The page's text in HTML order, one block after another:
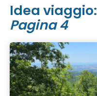
Idea viaggio:
Pagina 4